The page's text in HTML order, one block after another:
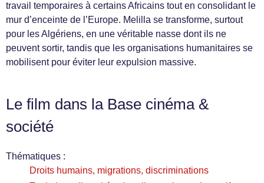
travail temporaires à certains Africains tout en consolidant le
mur d’enceinte de l’Europe. Melilla se transforme, surtout
pour les Algériens, en une véritable nasse dont ils ne
peuvent sortir, tandis que les organisations humanitaires se
mobilisent pour éviter leur expulsion massive.
Le film dans la Base cinéma &
société
Thématiques :
Droits humains, migrations, discriminations